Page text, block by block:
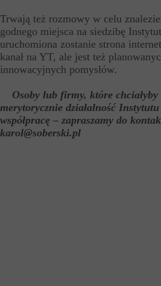
Trwają też rozmowy w celu
godnego miejsca na siedzibę
uruchomiona zostanie strona
kanał na YT, ale jest też
innowacyjnych pomysłów.
Osoby lub firmy, które
merytorycznie działalność
współpracę – zapraszamy do
karol@soberski.pl